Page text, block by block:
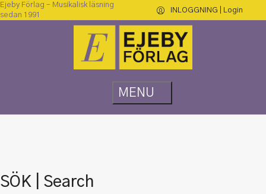
Ejeby Förlag – Musikalisk läsning
sedan 1991
INLOGGNING | Login
SÖK | Search